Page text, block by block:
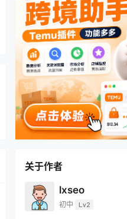
关于作者
lxseo
初中 Lv2